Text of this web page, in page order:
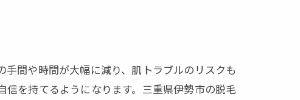
間や時間が大幅に減り、肌トラブルのリスクも
を持てるようになります。三重県伊勢市の脱毛